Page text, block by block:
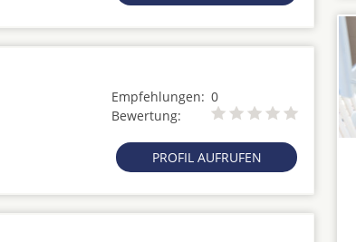
Empfehlungen: 0
Bewertung:
PROFIL AUFRUFEN